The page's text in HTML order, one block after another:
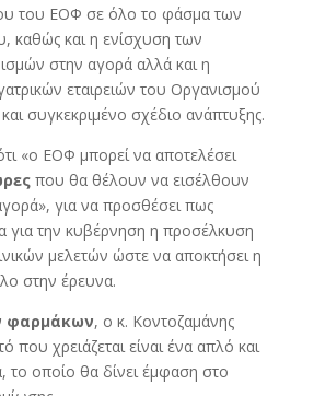
του ΕΟΦ σε όλο το φάσμα των
καθώς και η ενίσχυση των
στην αγορά αλλά και η
εταιρειών του Οργανισμού
συγκεκριμένο σχέδιο ανάπτυξης.
«ο ΕΟΦ μπορεί να αποτελέσει
που θα θέλουν να εισέλθουν
για να προσθέσει πως
για την κυβέρνηση η προσέλκυση
μελετών ώστε να αποκτήσει η
στην έρευνα.
φαρμάκων, ο κ. Κοντοζαμάνης
που χρειάζεται είναι ένα απλό και
το οποίο θα δίνει έμφαση στο